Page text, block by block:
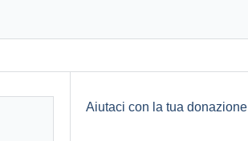
Aiutaci con la tua donazione